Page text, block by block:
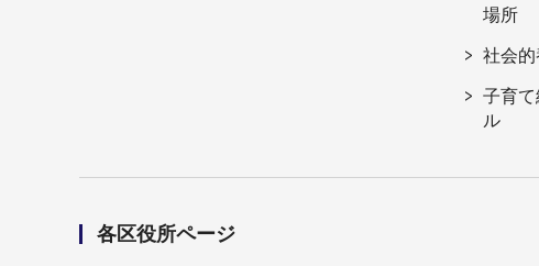
場所
社会
子育て
ル
各区役所ページ